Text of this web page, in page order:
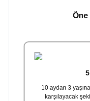
Öne
10 aydan 3
karşılayacak